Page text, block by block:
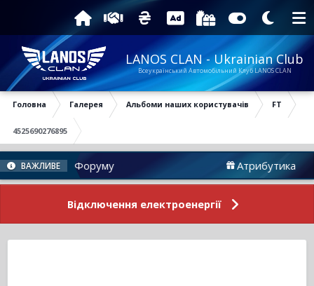
LANOS CLAN - Ukrainian Club
Всеукраїнський Автомобільний Клуб LANOS CLAN
Головна Галерея Альбоми наших користувачів FT
4525690276895
ВАЖЛИВЕ
Новини Форуму Атрибутика
Відключення електроенергії